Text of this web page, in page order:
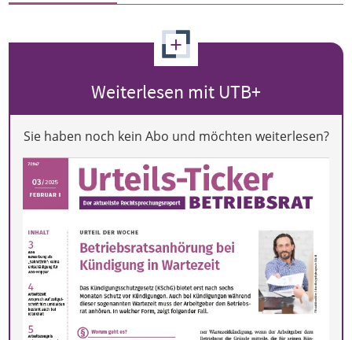
+
Weiterlesen mit UTB+
Sie haben noch kein Abo und möchten weiterlesen?